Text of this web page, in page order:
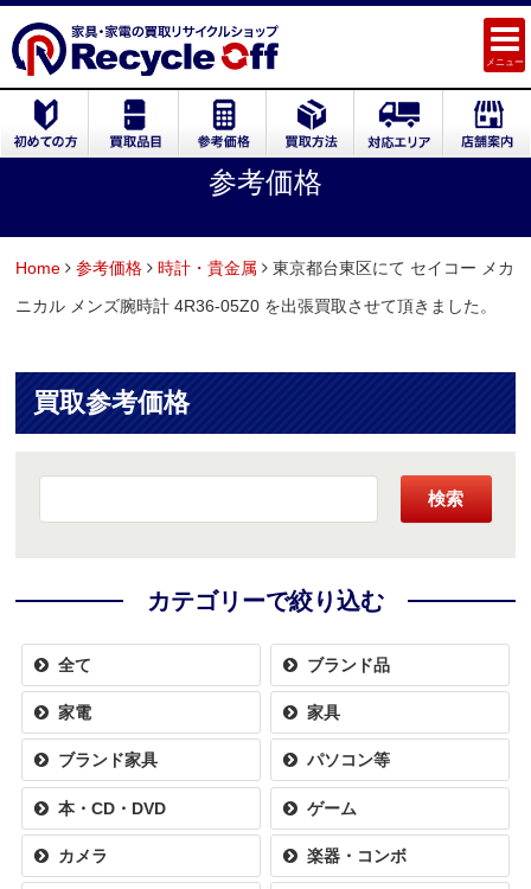
メニュー
参考価格
Home 参考価格 時計・貴金属
東京都台東区にて セイコー メカ
ニカル メンズ腕時計 4R36-05Z0 を出張買取させて頂きました。
買取参考価格
検索
カテゴリーで絞り込む
全て ブランド品
家電 家具
ブランド家具 パソコン等
本・CD・DVD ゲーム
カメラ 楽器・コンボ